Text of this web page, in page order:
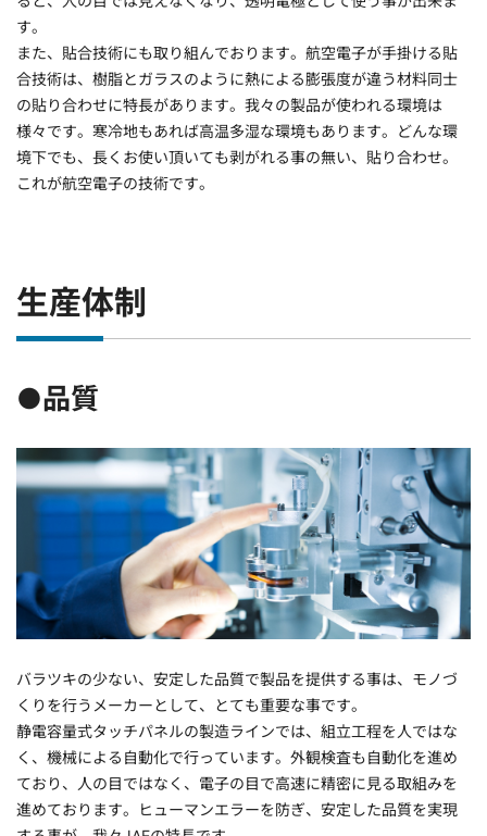
す。
また、貼合技術にも取り組んでおります。航空電子が手掛ける貼
合技術は、樹脂とガラスのように熱による膨張度が違う材料同士
の貼り合わせに特長があります。我々の製品が使われる環境は
様々です。寒冷地もあれば高温多湿な環境もあります。どんな環
境下でも、長くお使い頂いても剥がれる事の無い、貼り合わせ。
これが航空電子の技術です。
生産体制
●品質
バラツキの少ない、安定した品質で製品を提供する事は、モノづ
くりを行うメーカーとして、とても重要な事です。
静電容量式タッチパネルの製造ラインでは、組立工程を人ではな
く、機械による自動化で行っています。外観検査も自動化を進め
ており、人の目ではなく、電子の目で高速に精密に見る取組みを
進めております。ヒューマンエラーを防ぎ、安定した品質を実現